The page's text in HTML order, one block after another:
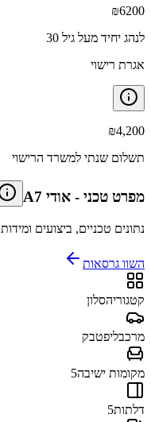
₪6200
לנהג יחיד מעל גיל 30
אגרת רישוי
₪4,200
תשלום שנתי למשרד הרישוי
מפרט טכני - אודי A7
נתונים טכניים, ביצועים ומידות
השוו גרסאות
קטגוריהסלון
מרכבליפטבק
מקומות ישיבה5
דלתות5